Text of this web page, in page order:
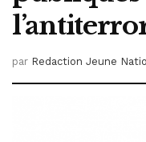
par Redaction Jeune